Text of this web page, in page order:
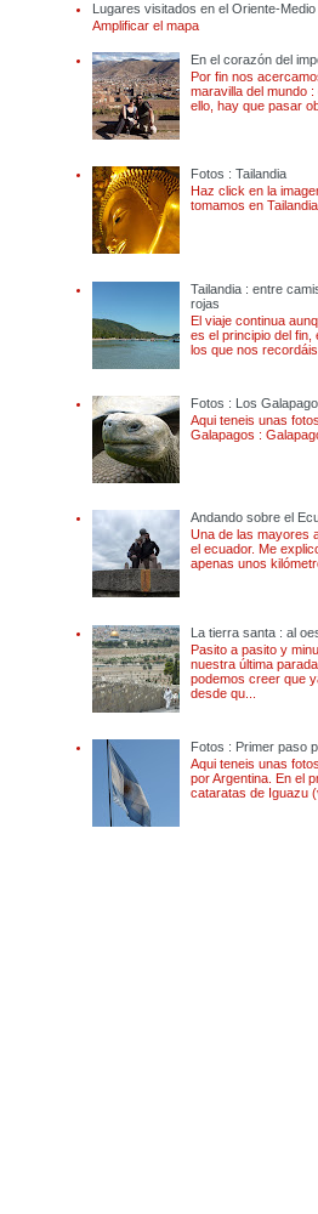
Lugares visitados en el Oriente-Medio
Amplificar el mapa
En el corazón del
Por fin nos
maravilla del mundo
ello, hay que pasar
Fotos : Tailandia
Haz click en la
tomamos en
Tailandia : entre
rojas
El viaje continua
es el principio del
los que nos
Fotos : Los
Aqui teneis unas
Galapagos :
Andando sobre el
Una de las mayores
el ecuador. Me
apenas unos
La tierra santa : al
Pasito a pasito y
nuestra última
podemos creer que
desde qu...
Fotos : Primer paso
Aqui teneis unas
por Argentina. En el
cataratas de Iguazu